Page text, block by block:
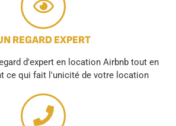
REGARD EXPERT
d'expert en location Airbnb tout en
ce qui fait l'unicité de votre location